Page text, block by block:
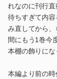
れなのに刊行
待ちすぎて内
み直してから
間にもう1巻今
本棚の飾りにな
本編より前の